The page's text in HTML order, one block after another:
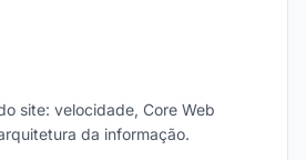
site: velocidade, Core Web
da informação.